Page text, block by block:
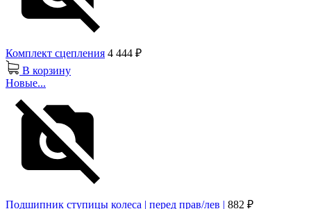
Комплект сцепления 4 444 ₽
В корзину
Новые...
Подшипник ступицы колеса | перед прав/лев | 882 ₽